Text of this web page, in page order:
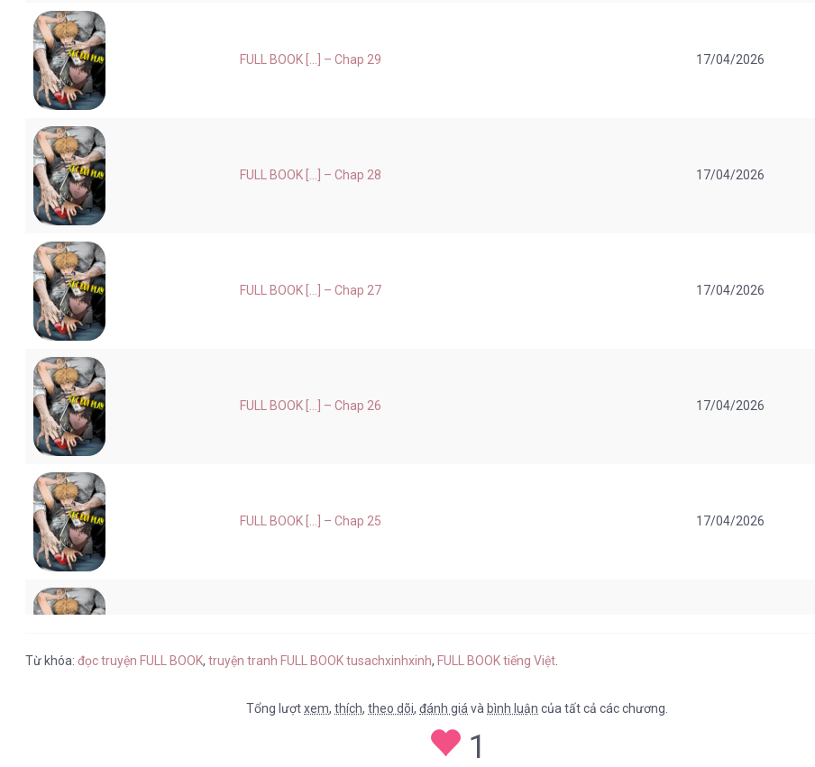
FULL BOOK [...] – Chap 29 17/04/2026
FULL BOOK [...] – Chap 28 17/04/2026
FULL BOOK [...] – Chap 27 17/04/2026
FULL BOOK [...] – Chap 26 17/04/2026
FULL BOOK [...] – Chap 25 17/04/2026
Từ khóa:đọc truyện FULL BOOK,truyện tranh FULL BOOK tusachxinhxinh, FULL BOOK tiếng Việt
Tổng lượtxem,thích,theo dõi,đánh giá và bình luận của tất cả các chương.
1